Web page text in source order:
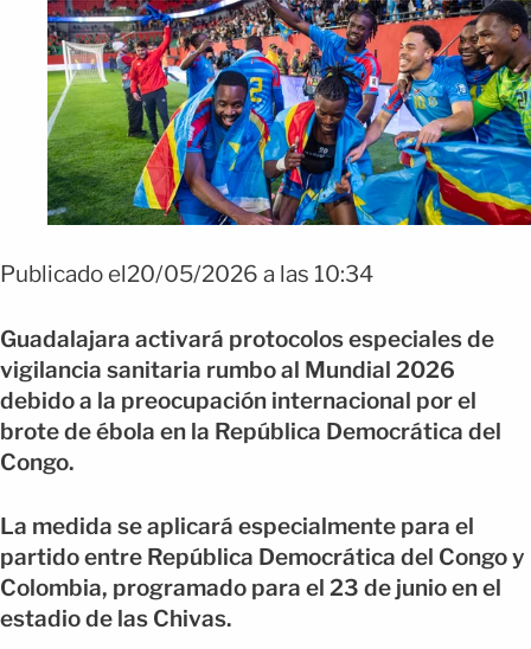
Publicado el20/05/2026 a las 10:34
Guadalajara activará protocolos especiales de
vigilancia sanitaria rumbo al Mundial 2026
debido a la preocupación internacional por el
brote de ébola en la República Democrática del
Congo.
La medida se aplicará especialmente para el
partido entre República Democrática del Congoy
Colombia, programado para el 23 de junio en el
estadio de las Chivas.